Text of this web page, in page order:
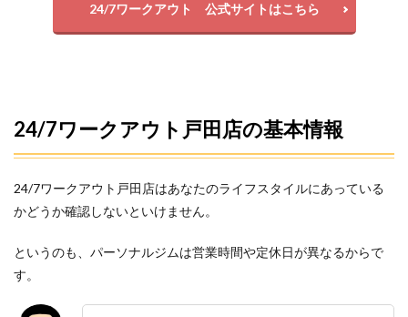
24/7ワークアウト 公式サイトはこちら
24/7ワークアウト戸田店の基本情報
24/7ワークアウト戸田店はあなたのライフスタイルにあっている
かどうか確認しないといけません。
というのも、パーソナルジムは営業時間や定休日が異なるからで
す。